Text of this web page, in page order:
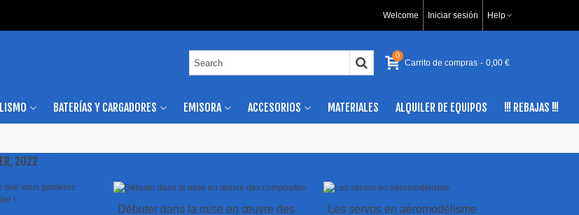
Welcome Iniciar sesión Help
0
Carrito de compras - 0,00 €
BATERÍAS Y CARGADORES EMISORA ACCESORIOS MATERIALES ALQUILER DE EQUIPOS !!! REBAJAS !!!
2022
Débuter dans la mise en œuvre des
Les servos en aéromodélisme